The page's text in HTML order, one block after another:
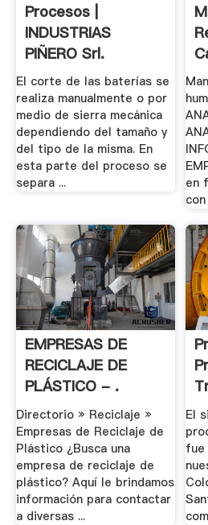
Procesos |
INDUSTRIAS
PIÑERO Srl.
Reciclado De .
El corte de las baterías se
realiza manualmente o por
medio de sierra mecánica
dependiendo del tamaño y
del tipo de la misma. En
esta parte del proceso se
separa ...
en
con
EMPRESAS DE
RECICLAJE DE
PLÁSTICO - .
Directorio » Reciclaje »
Empresas de Reciclaje de
Plástico ¿Busca una
empresa de reciclaje de
plástico? Aquí le brindamos
información para contactar
a diversas ...
El
fue